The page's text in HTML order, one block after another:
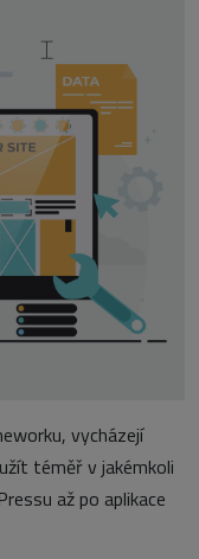
vycházejí
téměř v jakémkoli
až po aplikace